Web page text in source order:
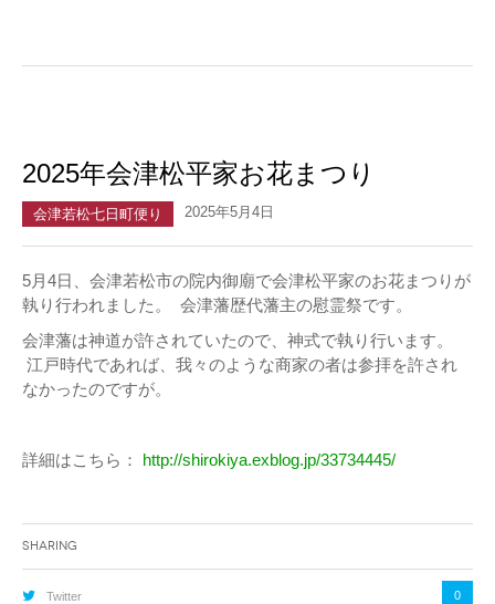
2025年会津松平家お花まつり
会津若松七日町便り 2025年5月4日
5月4日、会津若松市の院内御廟で会津松平家のお花まつりが
執り行われました。 会津藩歴代藩主の慰霊祭です。
会津藩は神道が許されていたので、神式で執り行います。
江戸時代であれば、我々のような商家の者は参拝を許され
なかったのですが。
詳細はこちら： http://shirokiya.exblog.jp/33734445/
Sharing
Twitter 0